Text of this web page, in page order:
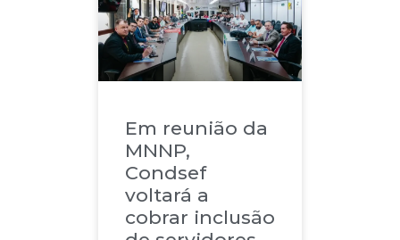
Em reunião da
MNNP,
Condsef
voltará a
cobrar inclusão